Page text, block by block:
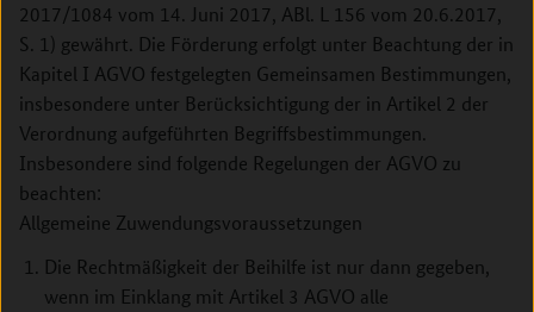
2017/1084 vom 14. Juni 2017, ABl. L 156 vom 20.6.2017,
S. 1) gewährt. Die Förderung erfolgt unter Beachtung der in
Kapitel I AGVO festgelegten Gemeinsamen Bestimmungen,
insbesondere unter Berücksichtigung der in Artikel 2 der
Verordnung aufgeführten Begriffsbestimmungen.
Insbesondere sind folgende Regelungen der AGVO zu
beachten:
Allgemeine Zuwendungsvoraussetzungen
Die Rechtmäßigkeit der Beihilfe ist nur dann gegeben,
wenn im Einklang mit Artikel 3 AGVO alle